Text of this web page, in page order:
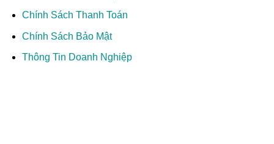
Chính Sách Thanh Toán
Chính Sách Bảo Mật
Thông Tin Doanh Nghiệp